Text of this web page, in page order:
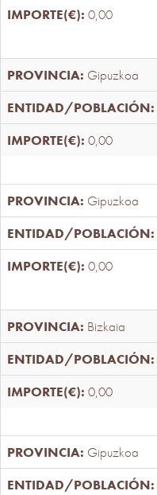
0,00
Gipuzkoa
0,00
Gipuzkoa
0,00
Bizkaia
0,00
Gipuzkoa